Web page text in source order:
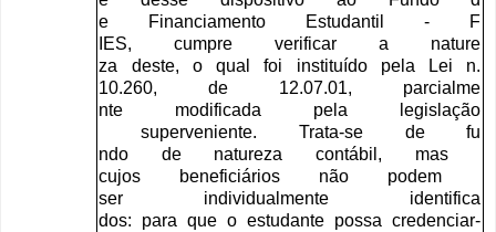
e
Financiamento Estudantil - F
IES,cumpre verificar a
nature
za
deste, o qual foi instituído pela Lei n.
10.260,de 12.07.01, parcialme
nte
modificada pela
legislação
superveniente. Trata-se de
fu
ndo
de natureza contábil , mas
cujos
beneficiários não
podem
ser
individualmente
identifica
dos: para que o estudante possa credenciar-